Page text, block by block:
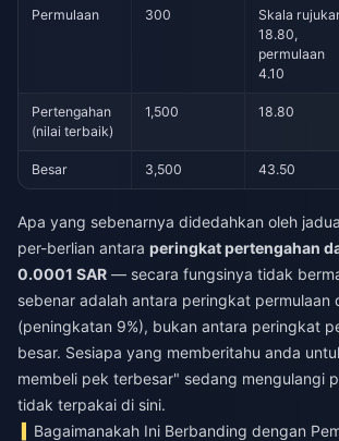
Permulaan 300
Skala
18.80,
permulaan
4.10
Pertengahan
(nilai terbaik)
1,500 18.80
Besar 3,500 43.50
Apa yang sebenarnya didedahkan oleh
per-berlian antara peringkat pertengahan
0.0001 SAR — secara fungsinya tidak
sebenar adalah antara peringkat permulaan
(peningkatan 9%), bukan antara peringkat
besar. Sesiapa yang memberitahu anda
membeli pek terbesar" sedang mengulangi
tidak terpakai di sini.
Bagaimanakah Ini Berbanding dengan